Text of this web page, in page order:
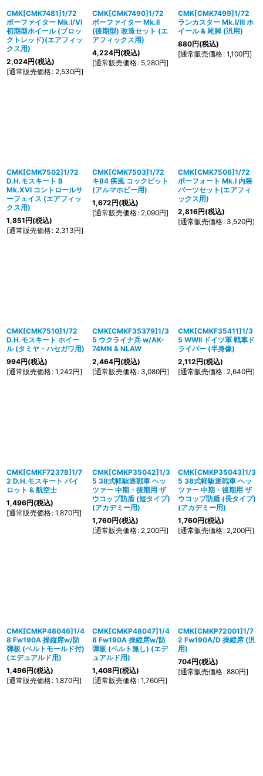
CMK[CMK7481]1/72
ボーファイター Mk.I/VI
初期型ホイール (ブロッ
クトレッド)(エアフィッ
クス用)
2,024円(税込)
[通常販売価格: 2,530円]
CMK[CMK7490]1/72
ボーファイター Mk.II
(後期型) 改造セット (エ
アフィックス用)
4,224円(税込)
[通常販売価格: 5,280円]
CMK[CMK7499]1/72
ランカスター Mk.I/III ホ
イール & 尾脚 (汎用)
880円(税込)
[通常販売価格: 1,100円]
CMK[CMK7502]1/72
D.H.モスキート B
Mk.XVI コントロールサ
ーフェイス (エアフィッ
クス用)
1,851円(税込)
[通常販売価格: 2,313円]
CMK[CMK7503]1/72
キ84 疾風 コックピット
(アルマホビー用)
1,672円(税込)
[通常販売価格: 2,090円]
CMK[CMK7506]1/72
ボーフォート Mk.I 内装
パーツセット(エアフィ
ックス用)
2,816円(税込)
[通常販売価格: 3,520円]
CMK[CMK7510]1/72
D.H.モスキート ホイー
ル (タミヤ・ハセガワ用)
994円(税込)
[通常販売価格: 1,242円]
CMK[CMKF35379]1/3
5 ウクライナ兵 w/AK-
74MN & NLAW
2,464円(税込)
[通常販売価格: 3,080円]
CMK[CMKF35411]1/3
5 WWII ドイツ軍 戦車ド
ライバー (半身像)
2,112円(税込)
[通常販売価格: 2,640円]
CMK[CMKF72378]1/7
2 D.H.モスキート パイ
ロット & 航空士
1,496円(税込)
[通常販売価格: 1,870円]
CMK[CMKP35042]1/3
5 38式軽駆逐戦車 ヘッ
ツァー 中期・後期用 ザ
ウコップ防盾 (短タイプ)
(アカデミー用)
1,760円(税込)
[通常販売価格: 2,200円]
CMK[CMKP35043]1/3
5 38式軽駆逐戦車 ヘッ
ツァー 中期・後期用 ザ
ウコップ防盾 (長タイプ)
(アカデミー用)
1,760円(税込)
[通常販売価格: 2,200円]
CMK[CMKP48046]1/4
8 Fw190A 操縦席w/防
弾板 (ベルトモールド付)
(エデュアルド用)
1,496円(税込)
[通常販売価格: 1,870円]
CMK[CMKP48047]1/4
8 Fw190A 操縦席w/防
弾板 (ベルト無し) (エデ
ュアルド用)
1,408円(税込)
[通常販売価格: 1,760円]
CMK[CMKP72001]1/7
2 Fw190A/D 操縦席 (汎
用)
704円(税込)
[通常販売価格: 880円]